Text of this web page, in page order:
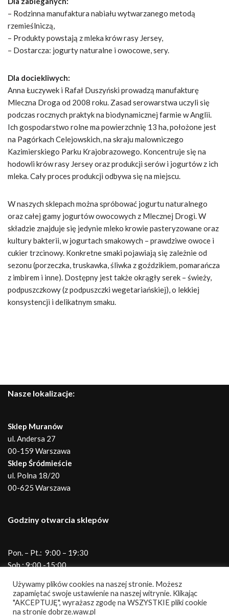
– Rodzinna manufaktura nabiału wytwarzanego metodą
rzemieślniczą,
– Produkty powstają z mleka krów rasy Jersey,
– Dostarcza: jogurty naturalne i owocowe, sery.
Dla dociekliwych:
Anna Łuczywek i Rafał Duszyński prowadzą manufakturę
Mleczna Droga od 2008 roku. Zasad serowarstwa uczyli się
podczas rocznych praktyk na biodynamicznej farmie w Anglii.
Ich gospodarstwo rolne ma powierzchnię 13 ha, położone jest
na Pagórkach Celejowskich, na skraju malowniczego
Kazimierskiego Parku Krajobrazowego. Koncentruje się na
hodowli krów rasy Jersey oraz produkcji serów i jogurtów z ich
mleka. Cały proces produkcji odbywa się na miejscu.
W naszych sklepach można spróbować jogurtu naturalnego
oraz całej gamy jogurtów owocowych z Mlecznej Drogi. W
składzie znajduje się jedynie mleko krowie pasteryzowane oraz
kultury bakterii, w jogurtach smakowych – prawdziwe owoce i
cukier trzcinowy. Konkretne smaki pojawiają się zależnie od
sezonu (porzeczka, truskawka, śliwka z goździkiem, pomarańcza
z imbirem i inne). Dostępny jest także okrągły serek – świeży,
podpuszczkowy (z podpuszczki wegetariańskiej), o lekkiej
konsystencji i delikatnym smaku.
Nasze lokalizacje:
Sklep Muranów
ul. Andersa 27
00-159 Warszawa
Sklep Śródmieście
ul. Polna 18/20
00-625 Warszawa
Godziny otwarcia sklepów
Pon. – Pt.: 9:00 – 19:30
Sob.: 9:00 -15:00
Telefony do sklepów
Używamy plików cookies na naszej stronie. Możesz
zapamiętać swoje ustawienie na naszej witrynie. Klikając
"AKCEPTUJĘ", wyrażasz zgodę na WSZYSTKIE pliki cookie
na stronie dobrze.waw.pl